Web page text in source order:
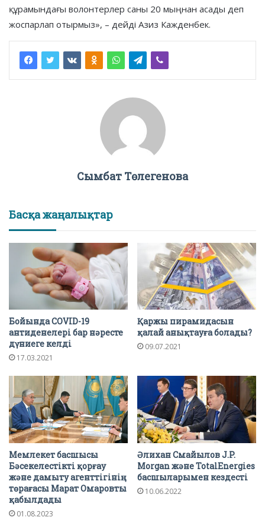
құрамындағы волонтерлер саны 20 мыңнан асады деп
жоспарлап отырмыз», – дейді Азиз Кажденбек.
Сымбат Төлегенова
Басқа жаңалықтар
Бойында COVID-19
антиденелері бар нәресте
дүниеге келді
17.03.2021
Қаржы пирамидасын
қалай анықтауға болады?
09.07.2021
Мемлекет басшысы
Бәсекелестікті қорғау
және дамыту агенттігінің
төрағасы Марат Омаровты
қабылдады
01.08.2023
Әлихан Смайылов J.P.
Morgan және TotalEnergies
басшыларымен кездесті
10.06.2022